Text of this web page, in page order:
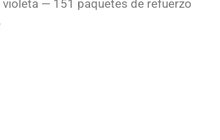
— 151 paquetes de refuerzo